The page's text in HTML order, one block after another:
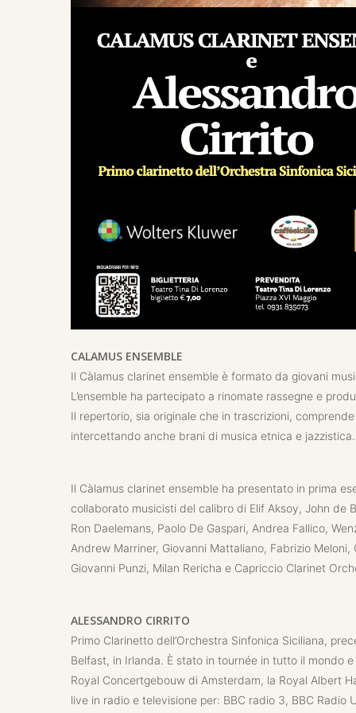
CALAMUS ENSEMBLE
Il Càlamus clarinet ensemble è formato da giovani
L’ensemble ha partecipato a rinomate rassegne e
Il repertorio, sia originale che in trascrizioni,
intercettando anche brani di musica etnica e jazzistica.
Il Càlamus clarinet ensemble ha presentato in prima
collaborato musicisti del calibro di Elif Aksoy, John de
Ron Daelemans, Paolo De Gaspari, Andrea Fallico,
Andrew Marriner, Giovanni Mattaliano, Fabrizio
Giovanni Punzi, Milan Rericha e Capriccio Clarinet
ALESSANDRO CIRRITO
Primo Clarinetto dell’Orchestra Sinfonica Siciliana,
Belfast, in Irlanda. È stato in tournée in tutto il mondo
Royal Concertgebouw di Amsterdam, la Royal Albert
live in radio e televisione per: BBC radio 3, BBC